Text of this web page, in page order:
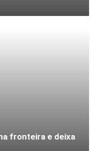
fronteira e deixa